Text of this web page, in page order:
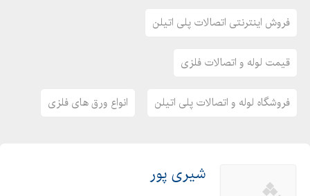
اتصالات دنده ای
ارتعاشات صنعتی
دریچه بازدید
شیر فلکه
فروش اینترنتی اتصالات پلی اتیلن
قیمت لوله و اتصالات فلزی
فروشگاه لوله و اتصالات پلی اتیلن انواع ورق های فلزی
شیری پور